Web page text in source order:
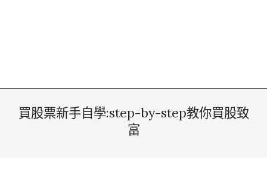
買股票新手自學:step-by-step教你買股致
富